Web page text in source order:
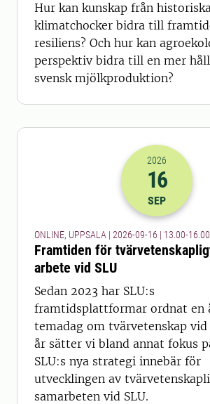
Hur kan kunskap från
klimatchocker bidra till
resiliens? Och hur kan
perspektiv bidra till en mer
svensk mjölkproduktion?
2026-16-09
2026
16
SEP
ONLINE, UPPSALA | 2026-09-16 | 13.00-16.00
Framtiden för
arbete vid SLU
Sedan 2023 har SLU:s
framtidsplattformar ordnat en
temadag om tvärvetenskap vid
år sätter vi bland annat fokus
SLU:s nya strategi innebär för
utvecklingen av
samarbeten vid SLU.